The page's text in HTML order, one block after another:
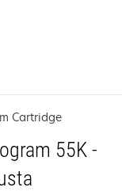
Cartridge
55K -